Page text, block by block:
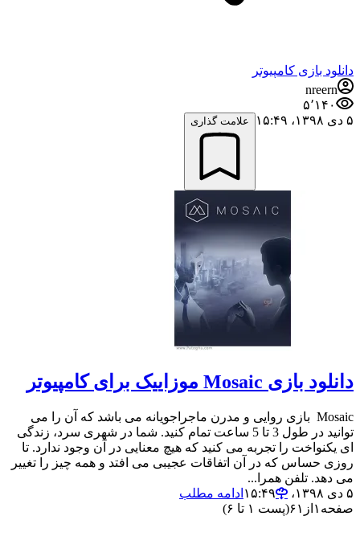
دانلود بازی کامپیوتر
nreern
۵٬۱۴۰
۵ دی ۱۳۹۸،‏ ۱۵:۴۹
علامت گذاری
دانلود بازی Mosaic موزاییک برای کامپیوتر
Mosaic بازی روایی و مدرن ماجراجویانه می باشد که آن را می
توانید در طول 3 تا 5 ساعت تمام کنید. شما در شهری سرد، زندگی
ای یکنواخت را تجربه می کنید که هیچ معنایی در آن وجود ندارد. تا
روزی حساس که در آن اتفاقات عجیبی می افتد و همه چیز را تغییر
می دهد. تلفن همرا...
۵ دی ۱۳۹۸،‏ ۱۵:۴۹
ادامه مطلب
صفحه ۱ از ۶۱(پست ۱ تا ۶)